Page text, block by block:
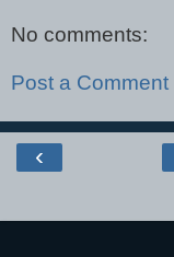
No comments:
Post a Comment
‹